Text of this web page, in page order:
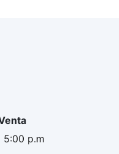
5:00 p.m